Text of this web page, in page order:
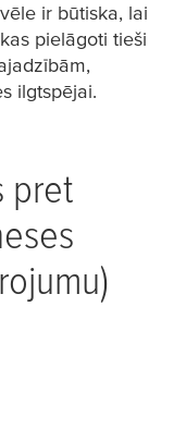
ir būtiska, lai
pielāgoti tieši
ilgtspējai.
pret